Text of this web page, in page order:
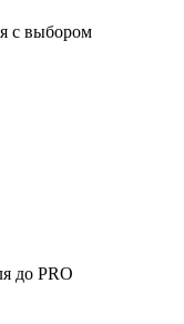
с выбором
до PRO